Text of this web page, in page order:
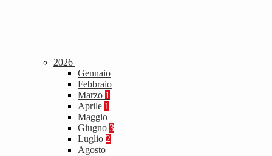
2026
Gennaio
Febbraio
Marzo 1
Aprile 1
Maggio
Giugno 3
Luglio 2
Agosto